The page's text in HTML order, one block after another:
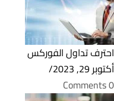
احترف تداول الفوركس
أكتوبر 29, 2023
/
0 Comments